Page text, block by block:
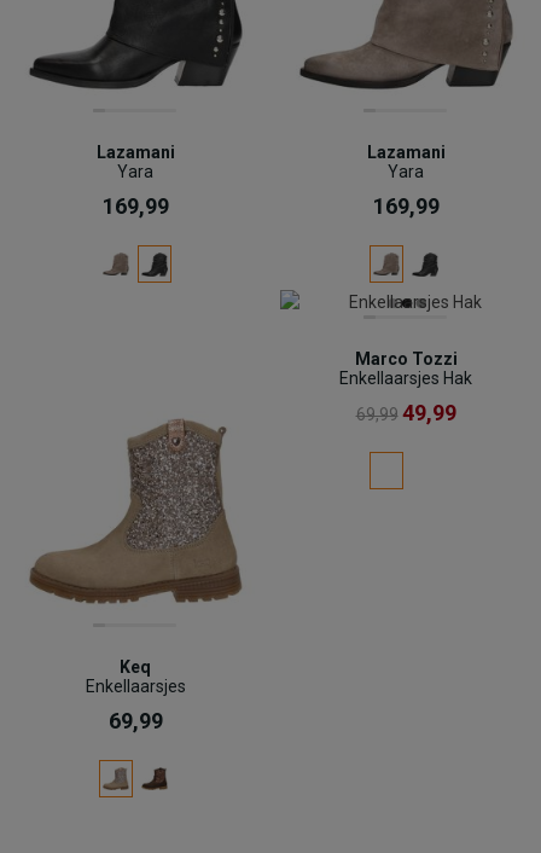
Lazamani
Yara
169,99
Lazamani
Yara
169,99
Keq
Enkellaarsjes
69,99
Marco Tozzi
Enkellaarsjes Hak
69,99 49,99